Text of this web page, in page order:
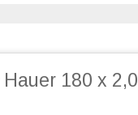
180 х 2,0